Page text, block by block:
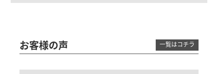
お客様の声 一覧はコチラ